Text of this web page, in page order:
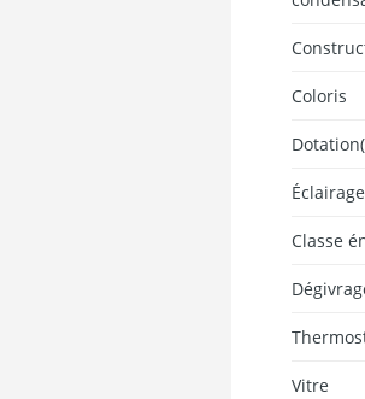
Coloris
Éclairage
Classe
Vitre